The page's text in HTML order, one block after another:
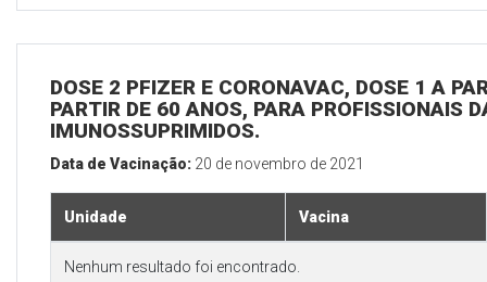
DOSE 2 PFIZER E CORONAVAC, DOSE 1 A
PARTIR DE 60 ANOS, PARA PROFISSIONAIS
IMUNOSSUPRIMIDOS.
Data de Vacinação: 20 de novembro de 2021
Unidade Vacina
Nenhum resultado foi encontrado.